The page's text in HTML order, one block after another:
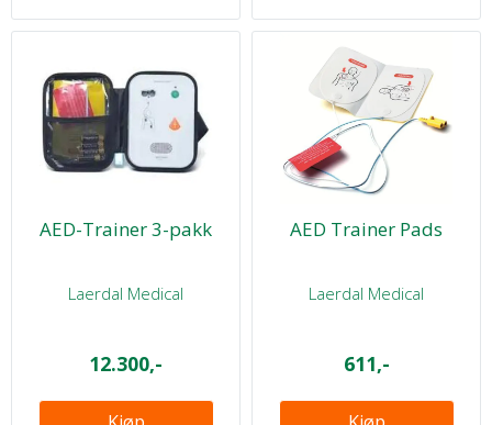
AED-Trainer 3-pakk
Laerdal Medical
12.300,-
AED Trainer Pads
Laerdal Medical
611,-